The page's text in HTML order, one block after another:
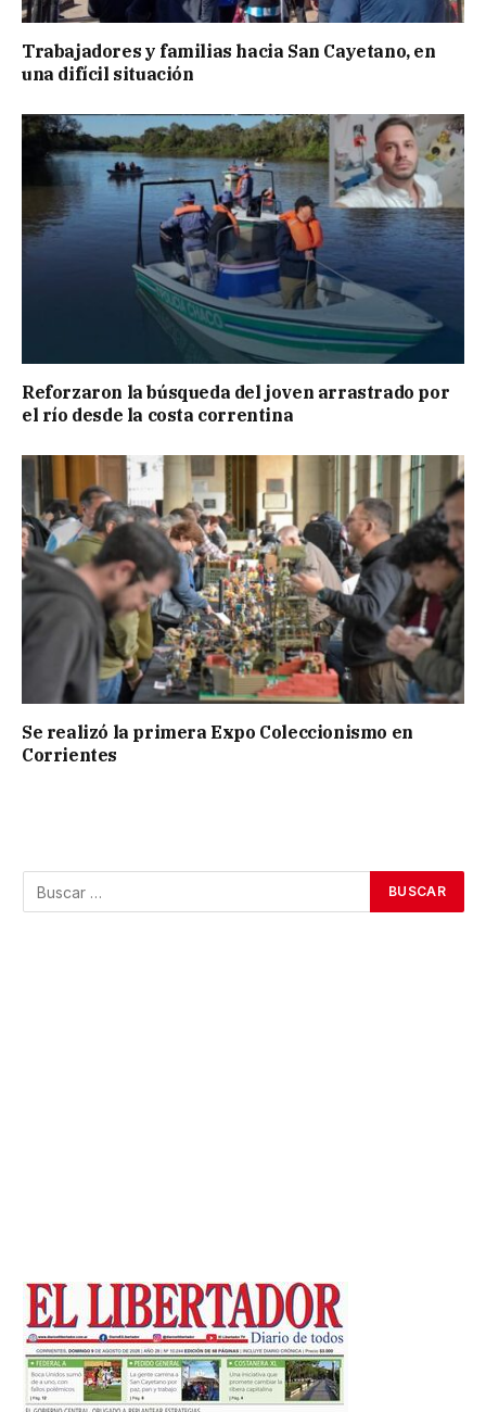
Trabajadores y familias hacia San Cayetano, en
una difícil situación
Reforzaron la búsqueda del joven arrastrado por
el río desde la costa correntina
Se realizó la primera Expo Coleccionismo en
Corrientes